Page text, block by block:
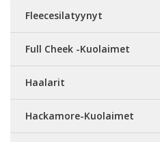
Fleecesilatyynyt
Full Cheek -Kuolaimet
Haalarit
Hackamore-Kuolaimet